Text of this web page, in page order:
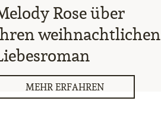
Rose über
weihnachtlichen
MEHR ERFAHREN